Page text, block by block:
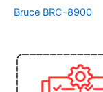
Bruce BRC-8900